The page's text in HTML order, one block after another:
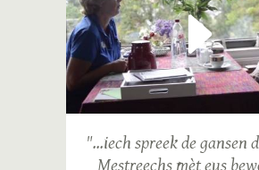
"...iech spreek de gansen
Mestreechs mèt eus